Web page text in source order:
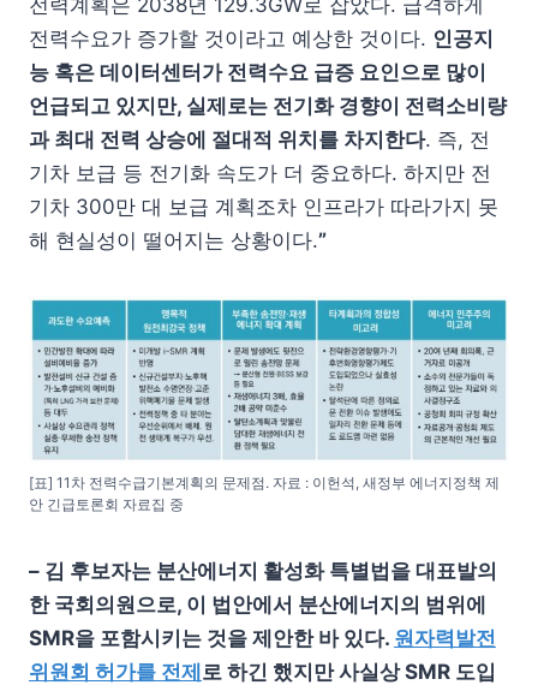
전력수요가 증가할 것이라고 예상한 것이다. 인공지
능 혹은 데이터센터가 전력수요 급증 요인으로 많이
언급되고 있지만, 실제로는 전기화 경향이 전력소비량
과 최대 전력 상승에 절대적 위치를 차지한다. 즉, 전
기차 보급 등 전기화 속도가 더 중요하다. 하지만 전
기차 300만 대 보급 계획조차 인프라가 따라가지 못
해 현실성이 떨어지는 상황이다.”
[표] 11차 전력수급기본계획의 문제점. 자료 : 이헌석, 새정부 에너지정책 제
안 긴급토론회 자료집 중
– 김 후보자는 분산에너지 활성화 특별법을 대표발의
한 국회의원으로, 이 법안에서 분산에너지의 범위에
SMR을 포함시키는 것을 제안한 바 있다. 원자력발전
위원회 허가를 전제로 하긴 했지만 사실상SMR 도입